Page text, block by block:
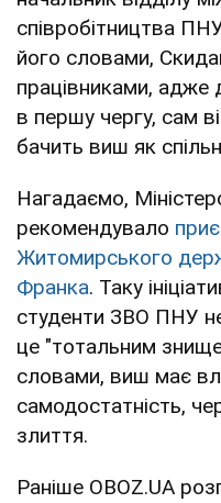
співробітництва
його словами,
працівниками, адже
в першу чергу, сам
бачить виш як
Нагадаємо,
рекомендувало
Житомирського
Франка. Таку
студенти ЗВО ПНУ
це "тотальним
словами, виш має
самодостатність,
злиття.
Раніше OBOZ.UA